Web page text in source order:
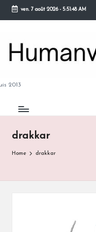
Skip
content
ven. 7 août 2026- 5:51:49 AM
2013
drakkar
Home drakkar